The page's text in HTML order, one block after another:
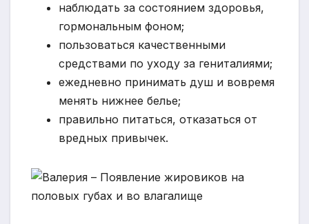
наблюдать за состоянием здоровья,
гормональным фоном;
пользоваться качественными
средствами по уходу за гениталиями;
ежедневно принимать душ и вовремя
менять нижнее белье;
правильно питаться, отказаться от
вредных привычек.